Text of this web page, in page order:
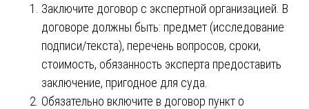
Заключите договор с экспертной организацией. В
договоре должны быть: предмет (исследование
подписи/текста), перечень вопросов, сроки,
стоимость, обязанность эксперта предоставить
заключение, пригодное для суда.
Обязательно включите в договор пункт о